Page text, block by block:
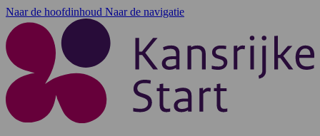
Naar de hoofdinhoud Naar de navigatie